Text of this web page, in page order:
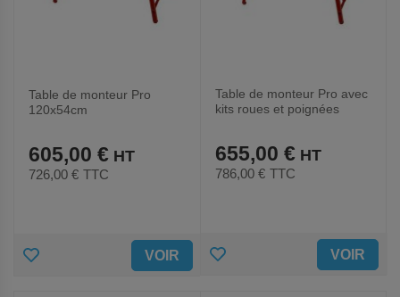
Table de monteur Pro
120x54cm
605,00 €
726,00 € TTC
AJOUTER VOIR
Table de monteur Pro avec
kits roues et poignées
655,00 €
786,00 € TTC
AJOUTER VOIR